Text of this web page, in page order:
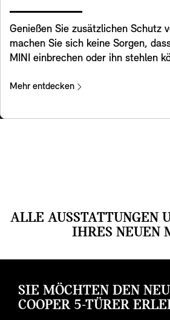
Genießen Sie zusätzlichen Schutz
machen Sie sich keine Sorgen,
MINI einbrechen oder ihn stehlen
Alarmanlage einen Warnton ab und
an, dass das System aktiviert
Mehr entdecken
ALLE AUSSTATTUNGEN
IHRES NEUEN
SIE MÖCHTEN DEN
COOPER 5-TÜRER